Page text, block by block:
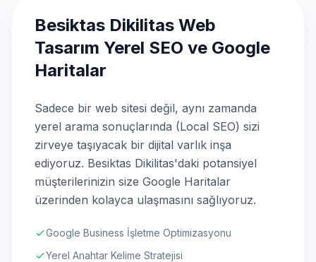
Besiktas Dikilitas Web
Tasarım Yerel SEO ve Google
Haritalar
Sadece bir web sitesi değil, aynı zamanda
yerel arama sonuçlarında (Local SEO) sizi
zirveye taşıyacak bir dijital varlık inşa
ediyoruz. Besiktas Dikilitas'daki potansiyel
müşterilerinizin size Google Haritalar
üzerinden kolayca ulaşmasını sağlıyoruz.
Google Business İşletme Optimizasyonu
Yerel Anahtar Kelime Stratejisi